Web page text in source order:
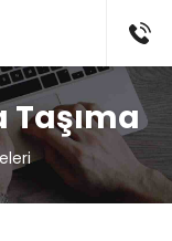
Taşıma